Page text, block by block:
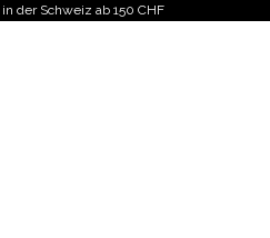
der Schweiz ab 150 CHF